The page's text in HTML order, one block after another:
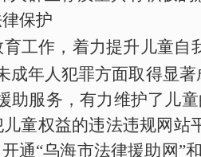
律保护
工作，着力提升儿童
成年人犯罪方面取得显
助服务，有力维护了儿
儿童权益的违法违规网站
通“乌海市法律援助网”